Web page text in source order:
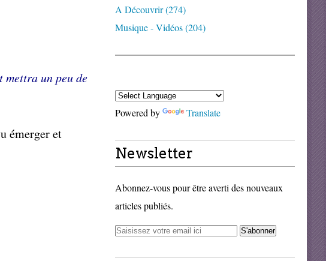
un peu de
émerger et
A Découvrir (274)
Musique - Vidéos (204)
Powered by Translate
Newsletter
Abonnez-vous pour être averti des nouveaux
articles publiés.